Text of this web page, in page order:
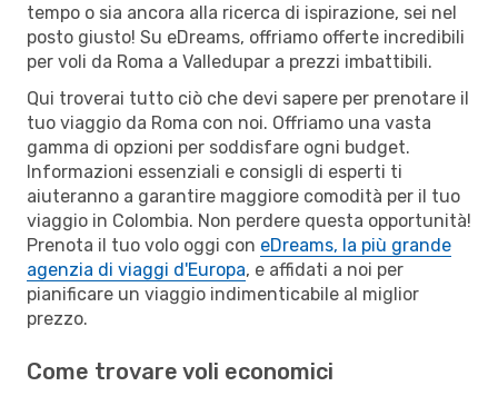
tempo o sia ancora alla ricerca di ispirazione, sei nel
posto giusto! Su eDreams, offriamo offerte incredibili
per voli da Roma a Valledupar a prezzi imbattibili.
Qui troverai tutto ciò che devi sapere per prenotare il
tuo viaggio da Roma con noi. Offriamo una vasta
gamma di opzioni per soddisfare ogni budget.
Informazioni essenziali e consigli di esperti ti
aiuteranno a garantire maggiore comodità per il tuo
viaggio in Colombia. Non perdere questa opportunità!
Prenota il tuo volo oggi con eDreams, la più grande
agenzia di viaggi d'Europa, e affidati a noi per
pianificare un viaggio indimenticabile al miglior
prezzo.
Come trovare voli economici